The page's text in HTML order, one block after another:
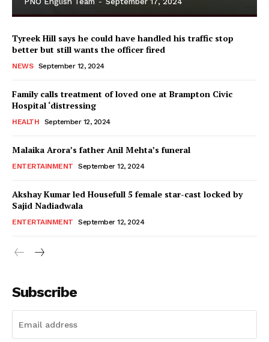
Tyreek Hill says he could have handled his traffic stop
better but still wants the officer fired
NEWS September 12, 2024
Family calls treatment of loved one at Brampton Civic
Hospital ‘distressing
HEALTH September 12, 2024
Malaika Arora’s father Anil Mehta’s funeral
ENTERTAINMENT September 12, 2024
Akshay Kumar led Housefull 5 female star-cast locked by
Sajid Nadiadwala
ENTERTAINMENT September 12, 2024
Subscribe